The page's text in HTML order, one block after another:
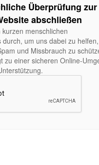
Überprüfung zur
abschließen
menschlichen
um uns dabei zu
und Missbrauch zu
zu einer sicheren Online-